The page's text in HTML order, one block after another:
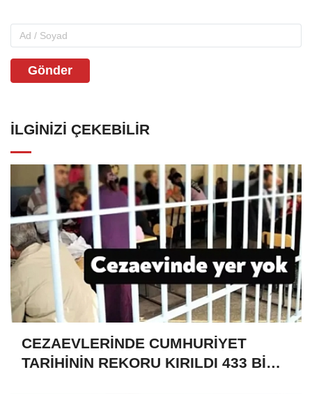
Gönder
İLGINIZI ÇEKEBILIR
CEZAEVLERİNDE CUMHURİYET
TARİHİNİN REKORU KIRILDI 433 BİN